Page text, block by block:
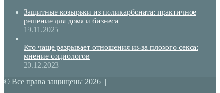
Защитные козырьки из поликарбоната: практичное
решение для дома и бизнеса
19.11.2025
Кто чаще разрывает отношения из-за плохого секса:
мнение социологов
20.12.2023
© Все права защищены 2026 |